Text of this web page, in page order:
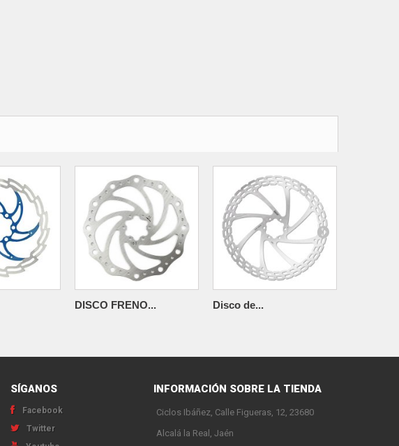
DISCO FRENO... Disco de...
SÍGANOS
Facebook
Twitter
INFORMACIÓN SOBRE LA TIENDA
Ciclos Ibáñez, Calle Figueras, 12, 23680
Alcalá la Real, Jaén